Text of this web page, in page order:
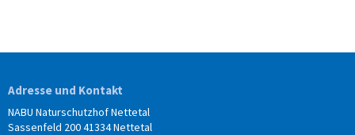
Adresse und Kontakt
NABU Naturschutzhof Nettetal
Sassenfeld 200 41334 Nettetal